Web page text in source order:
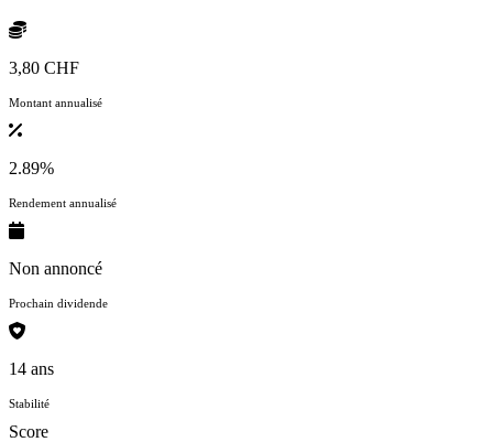
3,80 CHF
Montant annualisé
2.89%
Rendement annualisé
Non annoncé
Prochain dividende
14 ans
Stabilité
Score